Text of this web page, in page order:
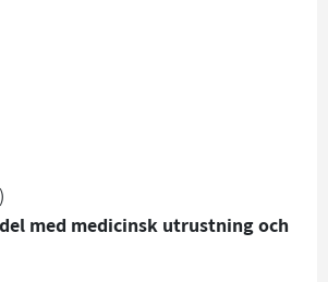
med medicinsk utrustning och